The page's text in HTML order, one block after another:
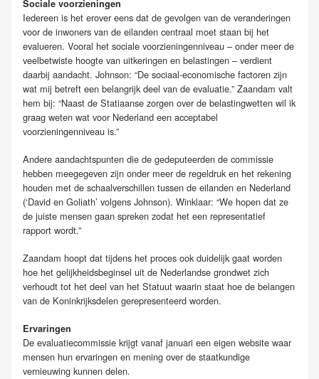
Sociale voorzieningen
Iedereen is het erover eens dat de gevolgen van de veranderingen
voor de inwoners van de eilanden centraal moet staan bij het
evalueren. Vooral het sociale voorzieningenniveau – onder meer de
veelbetwiste hoogte van uitkeringen en belastingen – verdient
daarbij aandacht. Johnson: “De sociaal-economische factoren zijn
wat mij betreft een belangrijk deel van de evaluatie.” Zaandam valt
hem bij: “Naast de Statiaanse zorgen over de belastingwetten wil ik
graag weten wat voor Nederland een acceptabel
voorzieningenniveau is.”
Andere aandachtspunten die de gedeputeerden de commissie
hebben meegegeven zijn onder meer de regeldruk en het rekening
houden met de schaalverschillen tussen de eilanden en Nederland
(‘David en Goliath’ volgens Johnson). Winklaar: “We hopen dat ze
de juiste mensen gaan spreken zodat het een representatief
rapport wordt.”
Zaandam hoopt dat tijdens het proces ook duidelijk gaat worden
hoe het gelijkheidsbeginsel uit de Nederlandse grondwet zich
verhoudt tot het deel van het Statuut waarin staat hoe de belangen
van de Koninkrijksdelen gerepresenteerd worden.
Ervaringen
De evaluatiecommissie krijgt vanaf januari een eigen website waar
mensen hun ervaringen en mening over de staatkundige
vernieuwing kunnen delen.